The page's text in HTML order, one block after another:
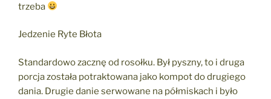
trzeba
Jedzenie Ryte Błota
Standardowo zacznę od rosołku. Był pyszny, to i druga
porcja została potraktowana jako kompot do drugiego
dania. Drugie danie serwowane na półmiskach i było